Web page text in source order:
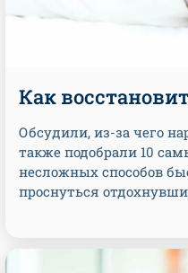
Как
Обсудили, из-за чего
также подобрали 10
несложных способов
проснуться